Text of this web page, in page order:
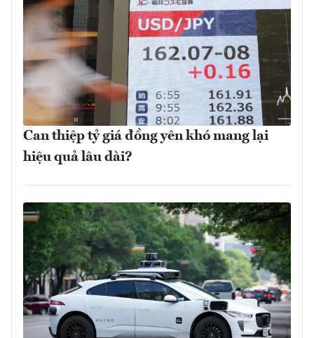
Can thiệp tỷ giá đồng yên khó mang lại
hiệu quả lâu dài?